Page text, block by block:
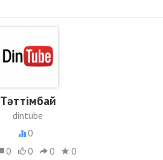
Тәттімбай
dintube
0
0 0 0 0